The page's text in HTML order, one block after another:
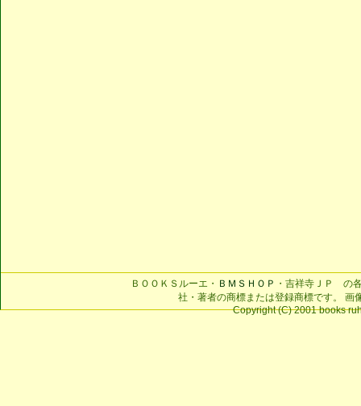
ＢＯＯＫＳルーエ・ ＢＭＳＨＯＰ ・吉祥寺ＪＰ の
社・著者の商標または登録商標です。 画
Copyright (C) 2001 books